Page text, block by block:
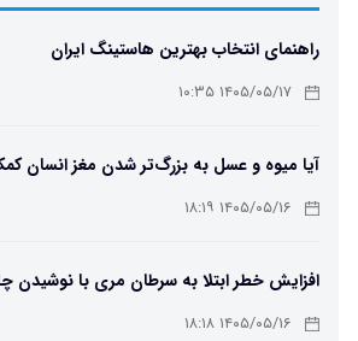
راهنمای انتخاب بهترین هاستینگ ایران
۱۴۰۵/۰۵/۱۷ ۱۰:۳۵
آیا میوه و عسل به بزرگ‌تر شدن مغز انسان
۱۴۰۵/۰۵/۱۶ ۱۸:۱۹
افزایش خطر ابتلا به سرطان مری با نوشیدن
۶۵ درجه ۱۴۰۵/۰۵/۱۶ ۱۸:۱۸